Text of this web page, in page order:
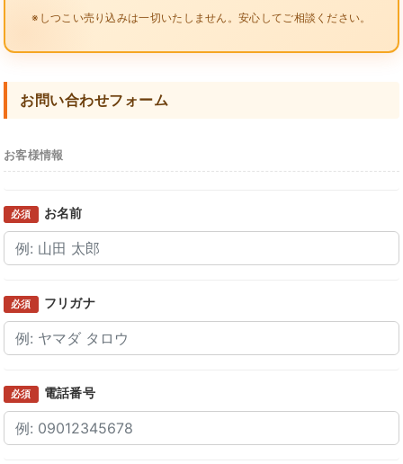
※しつこい売り込みは一切いたしません。安心してご相談ください。
お問い合わせフォーム
お客様情報
必須 お名前
必須 フリガナ
必須 電話番号